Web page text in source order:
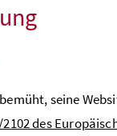
seine
2102 des